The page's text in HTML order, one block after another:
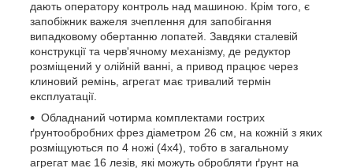
дають оператору контроль над машиною. Крім того, є
запобіжник важеля зчеплення для запобігання
випадковому обертанню лопатей. Завдяки сталевій
конструкції та черв'ячному механізму, де редуктор
розміщений у олійній ванні, а привод працює через
клиновий ремінь, агрегат має тривалий термін
експлуатації.
Обладнаний чотирма комплектами гострих
ґрунтообробних фрез діаметром 26 см, на кожній з яких
розміщуються по 4 ножі (4х4), тобто в загальному
агрегат має 16 лезів, які можуть обробляти ґрунт на